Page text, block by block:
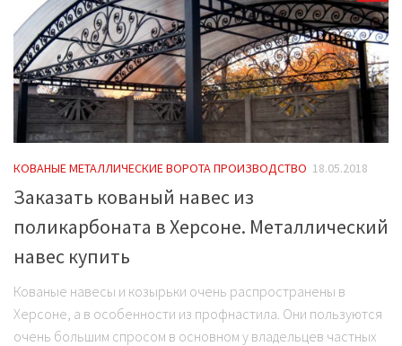
КОВАНЫЕ МЕТАЛЛИЧЕСКИЕ ВОРОТА ПРОИЗВОДСТВО 18.05.2018
Заказать кованый навес из
поликарбоната в Херсоне. Металлический
навес купить
Кованые навесы и козырьки очень распространены в
Херсоне, а в особенности из профнастила. Они пользуются
очень большим спросом в основном у владельцев частных